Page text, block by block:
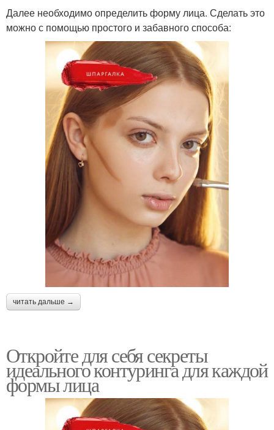
Далее необходимо определить форму лица. Сделать это
можно с помощью простого и забавного способа:
читать дальше →
Откройте для себя секреты
идеального контуринга для каждой
формы лица